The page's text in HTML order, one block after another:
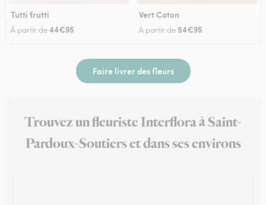
Tutti frutti
À partir de44€95
Vert Coton
À partir de 54€95
Faire livrer des fleurs
Trouvez un fleuriste Interflora à Saint-
Pardoux-Soutiers et dans ses environs